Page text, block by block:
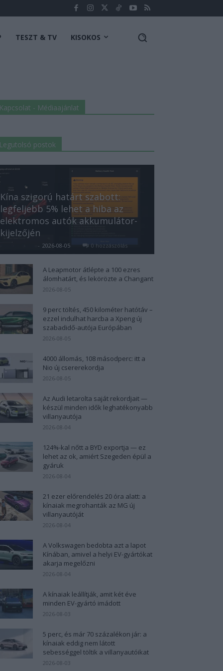
TESZT & TV KISOKOS
Kapcsolat - Médiaajánlat
Legutolsó postok
Kína szigorú határt szabott:
legfeljebb 5% lehet a hiba az
elektromos autók akkumulátor-
kijelzőjén
- 2026-08-05 0 hozzászólás
A Leapmotor átlépte a 100 ezres
álomhatárt, és lekörözte a Changant
2026-08-05
9 perc töltés, 450 kilométer hatótáv –
ezzel indulhat harcba a Xpeng új
szabadidő-autója Európában
2026-08-05
4000 állomás, 108 másodperc: itt a
Nio új csererekordja
2026-08-05
Az Audi letarolta saját rekordjait —
készül minden idők leghatékonyabb
villanyautója
2026-08-04
124%-kal nőtt a BYD exportja — ez
lehet az ok, amiért Szegeden épül a
gyáruk
2026-08-04
21 ezer előrendelés 20 óra alatt: a
kínaiak megrohanták az MG új
villanyautóját
2026-08-04
A Volkswagen bedobta azt a lapot
Kínában, amivel a helyi EV-gyártókat
akarja megelőzni
2026-08-04
A kínaiak leállítják, amit két éve
minden EV-gyártó imádott
2026-08-03
5 perc, és már 70 százalékon jár: a
kínaiak eddig nem látott
sebességgel töltik a villanyautóikat
2026-08-03